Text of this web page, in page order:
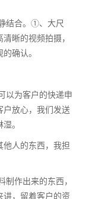
结合。①、大尺
晰的视频拍摄，
确认。
以为客户的快递申
户放心，我们发送
。
人的东西，我担
作出来的东西，
，留着客户的资